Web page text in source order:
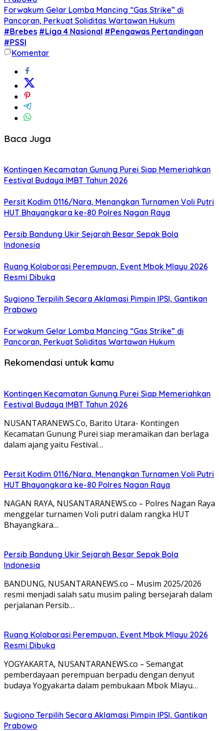
Forwakum Gelar Lomba Mancing “Gas Strike” di
Pancoran, Perkuat Soliditas Wartawan Hukum
#Brebes #Liga 4 Nasional #Pengawas Pertandingan
#PSSI
Komentar
Baca Juga
Kontingen Kecamatan Gunung Purei Siap Memeriahkan
Festival Budaya IMBT Tahun 2026
Persit Kodim 0116/Nara, Menangkan Turnamen Voli Putri
HUT Bhayangkara ke-80 Polres Nagan Raya
Persib Bandung Ukir Sejarah Besar Sepak Bola
Indonesia
Ruang Kolaborasi Perempuan, Event Mbok Mlayu 2026
Resmi Dibuka
Sugiono Terpilih Secara Aklamasi Pimpin IPSI, Gantikan
Prabowo
Forwakum Gelar Lomba Mancing “Gas Strike” di
Pancoran, Perkuat Soliditas Wartawan Hukum
Rekomendasi untuk kamu
Kontingen Kecamatan Gunung Purei Siap Memeriahkan
Festival Budaya IMBT Tahun 2026
NUSANTARANEWS.Co, Barito Utara- Kontingen
Kecamatan Gunung Purei siap meramaikan dan berlaga
dalam ajang yaitu Festival…
Persit Kodim 0116/Nara, Menangkan Turnamen Voli Putri
HUT Bhayangkara ke-80 Polres Nagan Raya
NAGAN RAYA, NUSANTARANEWS.co – Polres Nagan Raya
menggelar turnamen Voli putri dalam rangka HUT
Bhayangkara…
Persib Bandung Ukir Sejarah Besar Sepak Bola
Indonesia
BANDUNG, NUSANTARANEWS.co – Musim 2025/2026
resmi menjadi salah satu musim paling bersejarah dalam
perjalanan Persib…
Ruang Kolaborasi Perempuan, Event Mbok Mlayu 2026
Resmi Dibuka
YOGYAKARTA, NUSANTARANEWS.co – Semangat
pemberdayaan perempuan berpadu dengan denyut
budaya Yogyakarta dalam pembukaan Mbok Mlayu…
Sugiono Terpilih Secara Aklamasi Pimpin IPSI, Gantikan
Prabowo